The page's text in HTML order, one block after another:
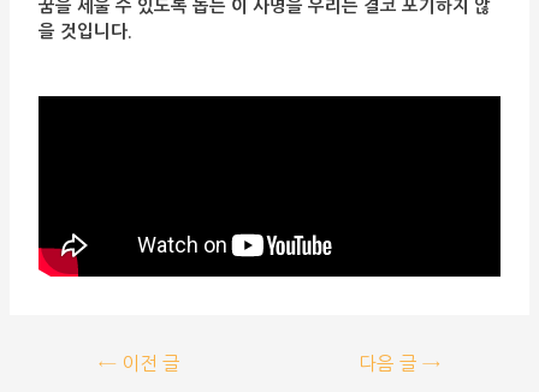
꿈을 세울 수 있도록 돕는 이 사명을 우리는 결코 포기하지 않
을 것입니다.
←이전 글 다음 글→